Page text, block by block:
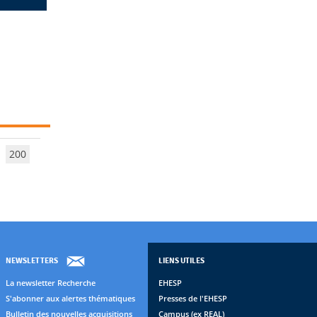
200
NEWSLETTERS
La newsletter Recherche
S'abonner aux alertes thématiques
Bulletin des nouvelles acquisitions
LIENS UTILES
EHESP
Presses de l'EHESP
Campus (ex REAL)